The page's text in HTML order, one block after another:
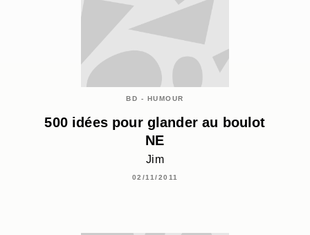
BD - HUMOUR
500 idées pour glander au boulot
NE
Jim
02/11/2011